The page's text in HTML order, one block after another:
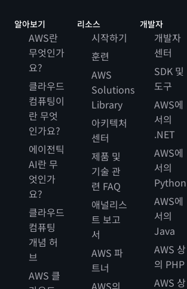
알아보기
AWS란
무엇인가
요?
클라우드
컴퓨팅이
란 무엇
인가요?
에이전틱
AI란 무
엇인가
요?
클라우드
컴퓨팅
개념 허
브
AWS 클
리소스
시작하기
훈련
AWS
Solutions
Library
아키텍처
센터
제품 및
기술 관
련 FAQ
애널리스
트 보고
서
AWS 파
트너
AWS의
개발자
개발자
센터
SDK 및
도구
AWS에
서의
.NET
AWS에
서의
Python
AWS에
서의
Java
AWS 상
의 PHP
AWS 상